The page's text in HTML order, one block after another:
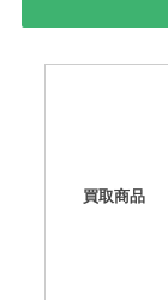
買取商品